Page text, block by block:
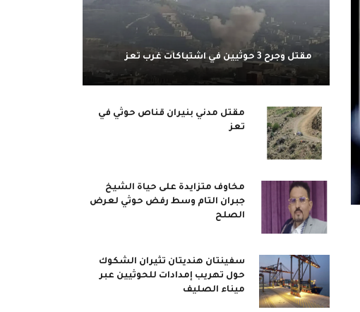
مقتل وجرح 3 حوثيين في اشتباكات غرب تعز
مقتل مدني بنيران قناص حوثي في
تعز
مخاوف متزايدة على حياة الشيخ
جبران التام وسط رفض حوثي لعرض
الصلح
سفينتان هنديتان تثيران الشكوك
حول تهريب إمدادات للحوثيين عبر
ميناء الصليف